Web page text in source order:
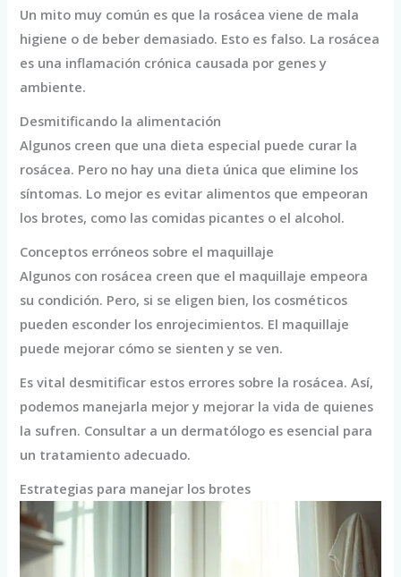
Un mito muy común es que la rosácea viene de mala
higiene o de beber demasiado. Esto es falso. La rosácea
es una inflamación crónica causada por genes y
ambiente.
Desmitificando la alimentación
Algunos creen que una dieta especial puede curar la
rosácea. Pero no hay una dieta única que elimine los
síntomas. Lo mejor es evitar alimentos que empeoran
los brotes, como las comidas picantes o el alcohol.
Conceptos erróneos sobre el maquillaje
Algunos con rosácea creen que el maquillaje empeora
su condición. Pero, si se eligen bien, los cosméticos
pueden esconder los enrojecimientos. El maquillaje
puede mejorar cómo se sienten y se ven.
Es vital desmitificar estos errores sobre la rosácea. Así,
podemos manejarla mejor y mejorar la vida de quienes
la sufren. Consultar a un dermatólogo es esencial para
un tratamiento adecuado.
Estrategias para manejar los brotes